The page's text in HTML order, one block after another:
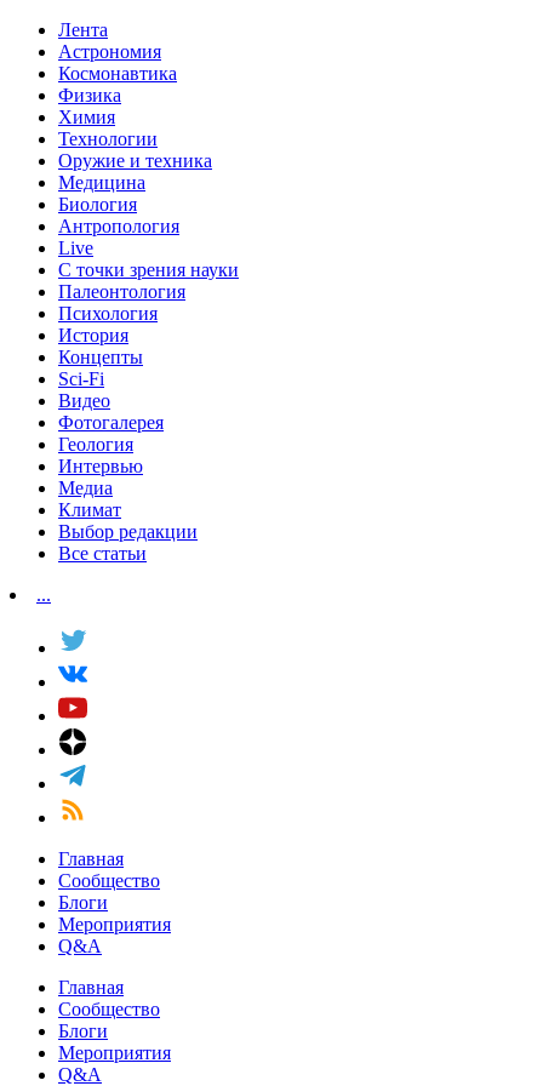
Лента
Астрономия
Космонавтика
Физика
Химия
Технологии
Оружие и техника
Медицина
Биология
Антропология
Live
С точки зрения науки
Палеонтология
Психология
История
Концепты
Sci-Fi
Видео
Фотогалерея
Геология
Интервью
Медиа
Климат
Выбор редакции
Все статьи
...
Главная
Сообщество
Блоги
Мероприятия
Q&A
Главная
Сообщество
Блоги
Мероприятия
Q&A